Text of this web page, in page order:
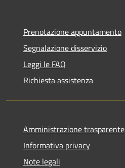
Prenotazione appuntamento
Segnalazione disservizio
Leggi le FAQ
Richiesta assistenza
Amministrazione trasparente
Informativa privacy
Note legali